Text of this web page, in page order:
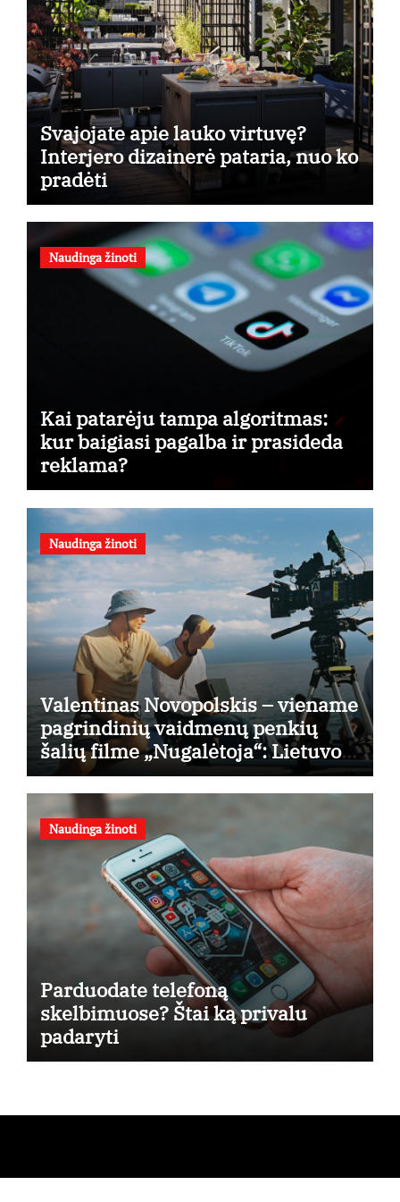
Svajojate apie lauko virtuvę?
Interjero dizainerė pataria, nuo ko
pradėti
Naudinga žinoti
Kai patarėju tampa algoritmas:
kur baigiasi pagalba ir prasideda
reklama?
Naudinga žinoti
Valentinas Novopolskis – viename
pagrindinių vaidmenų penkių
šalių filme „Nugalėtoja“: Lietuvos
kino teatruose – nuo rugpjūčio 7-
osios
Naudinga žinoti
Parduodate telefoną
skelbimuose? Štai ką privalu
padaryti